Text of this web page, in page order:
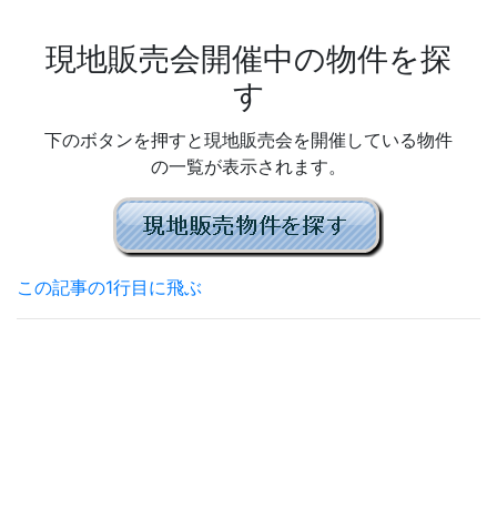
現地販売会開催中の物件を探
す
下のボタンを押すと現地販売会を開催している物件
の一覧が表示されます。
この記事の1行目に飛ぶ